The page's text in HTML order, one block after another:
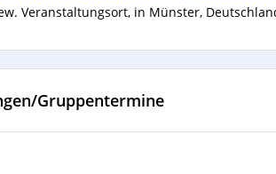
Werkstatt für Tango Argentino e. V.
Veranstaltungsort, in Münster,
Gruppentermine